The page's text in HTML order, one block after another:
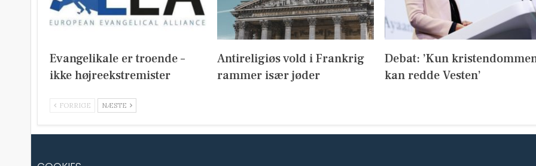
Evangelikale er troende –
ikke højreekstremister
Antireligiøs vold i Frankrig
rammer især jøder
Debat: ’Kun
kan redde Vesten’
FORRIGE NÆSTE